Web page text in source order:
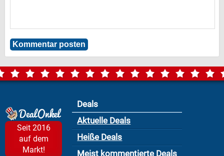
Seit 2016
auf dem
Markt!
Deals
Aktuelle Deals
Heiße Deals
Meist kommentierte Deals